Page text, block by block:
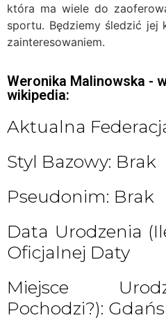
która ma wiele do
sportu. Będziemy śledzić jej
zainteresowaniem.
Weronika Malinowska -
wikipedia:
Aktualna
Styl Bazowy: Brak
Pseudonim: Brak
Data Urodzenia
Oficjalnej Daty
Miejsce
Pochodzi?):